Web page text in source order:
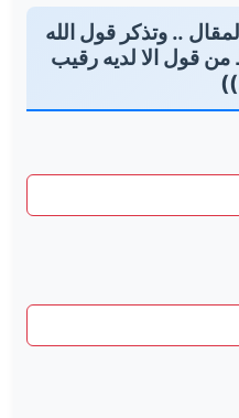
.. وتذكر قول الله
قول الا لديه رقيب